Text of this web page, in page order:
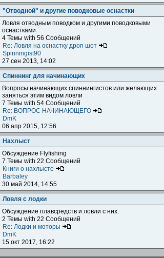
"Отводной" и другие поводковые оснастки
Ловля отводным поводком и другими поводковыми
оснастками
4 Темы with 56 Сообщений
Re: Ловля на оснастку дроп шот
Spinningist90
27 сен 2013, 14:02
Спиннинг для начинающих
Вопросы начинающих спиннингистов или желающих
заняться этим видом ловли
7 Темы with 54 Сообщений
Re: ВОПРОС НАЧИНАЮЩЕГО
DmK
06 апр 2015, 12:56
Нахлыст
Обсуждение Flyfishing
7 Темы with 22 Сообщений
Книги о нахлысте
Barbaley
30 май 2014, 14:55
Ловля с лодки
Обсуждение плавсредств и ловли с них.
2 Темы with 22 Сообщений
Re: Лодки и моторы
DmK
15 окт 2017, 16:22